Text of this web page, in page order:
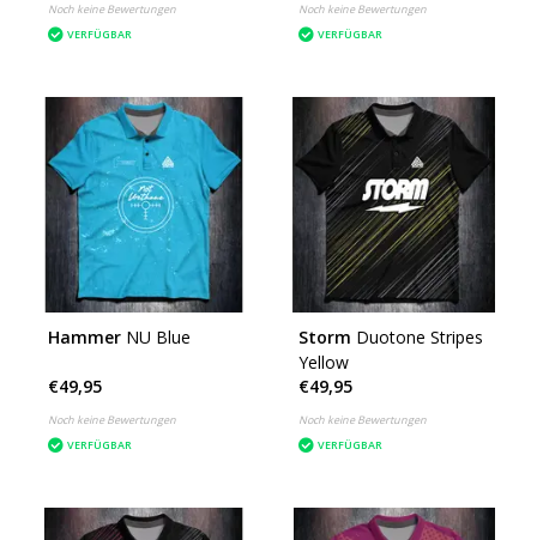
Noch keine Bewertungen
VERFÜGBAR
Noch keine Bewertungen
VERFÜGBAR
Hammer NU Blue
€49,95
Noch keine Bewertungen
VERFÜGBAR
Storm Duotone Stripes
Yellow
€49,95
Noch keine Bewertungen
VERFÜGBAR